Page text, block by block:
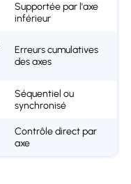
Supportée par l'axe
inférieur
Erreurs cumulatives
des axes
Séquentiel ou
synchronisé
Contrôle direct par
axe